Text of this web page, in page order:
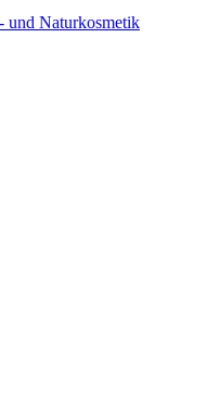
und Naturkosmetik